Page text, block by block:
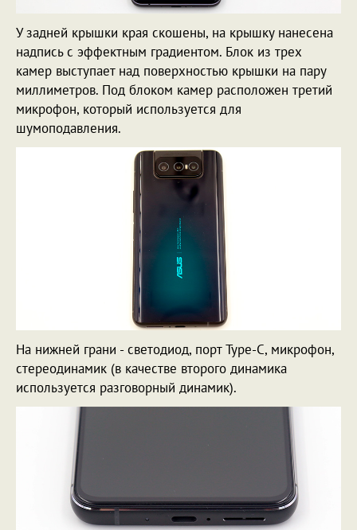
У задней крышки края скошены, на крышку нанесена
надпись с эффектным градиентом. Блок из трех
камер выступает над поверхностью крышки на пару
миллиметров. Под блоком камер расположен третий
микрофон, который используется для
шумоподавления.
На нижней грани - светодиод, порт Type-C, микрофон,
стереодинамик (в качестве второго динамика
используется разговорный динамик).